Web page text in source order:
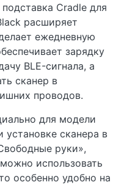
Cradle для
расширяет
ежедневную
зарядку
BLE-сигнала, а
сканер в
проводов.
для модели
установке сканера в
руки»,
использовать
особенно удобно на